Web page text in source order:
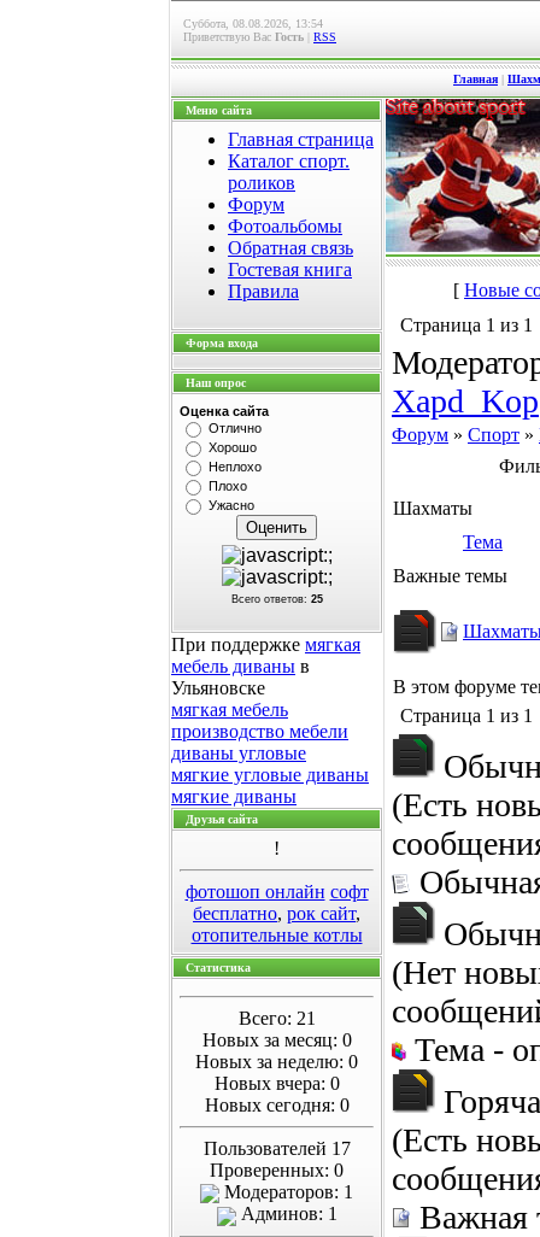
Суббота, 08.08.2026, 13:54
Приветствую Вас Гость | RSS
Главная |
Меню сайта
Главная страница
Каталог спорт.
роликов
Форум
Фотоальбомы
Обратная связь
Гостевая книга
Правила
Форма входа
Наш опрос
Оценка сайта
Отлично
Хорошо
Неплохо
Плохо
Ужасно
Всего ответов: 25
При поддержке мягкая
мебель диваны в
Ульяновске
мягкая мебель
производство мебели
диваны угловые
мягкие угловые диваны
мягкие диваны
Друзья сайта
!
фотошоп онлайн софт
бесплатно, рок сайт,
отопительные котлы
Статистика
Всего: 21
Новых за месяц: 0
Новых за неделю: 0
Новых вчера: 0
Новых сегодня: 0
Пользователей 17
Проверенных: 0
Модераторов: 1
Админов: 1
[ Новые
Страница 1 из 1
Xapd_Kop
Форум » Спорт »
Шахматы
Тема
Важные темы
В этом форуме
Страница 1 из 1
(Есть
(Нет
Тема -
(Есть
Важная